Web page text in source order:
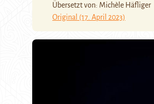
Übersetzt von: Michèle Häfliger
Original (17. April 2023)